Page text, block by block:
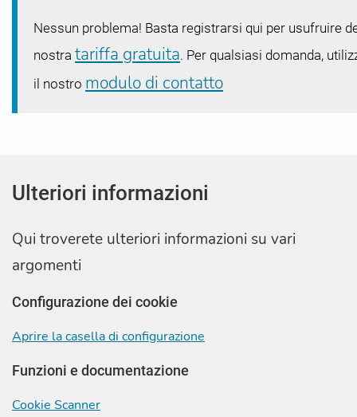
Nessun problema! Basta registrarsi qui per usufruire
nostra tariffa gratuita. Per qualsiasi domanda,
il nostro modulo di contatto
Ulteriori informazioni
Qui troverete ulteriori informazioni su vari
argomenti
Configurazione dei cookie
Aprire la casella di configurazione
Funzioni e documentazione
Cookie Scanner